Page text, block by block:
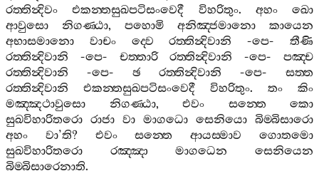
රත‍්තින්‍දිවං
එකන‍්තසුඛපටිසංවෙදී විහරිතුං. අහං
ඛො
ආවුසො
නිගණ‍්ඨා, පහොමි අනිඤ‍්ජමානො
කායෙන
අභාසමානො
වාචං ද‍්වෙ රත‍්තින්‍දිවානි -පෙ-තීණි
රත‍්තින්‍දිවානි -පෙ- චත‍්තාරි රත‍්තින්‍දිවානි -පෙ-පඤ‍්ච
රත‍්තින්‍දිවානි -පෙ- ඡ රත‍්තින්‍දිවානි -පෙ-සත‍්ත
රත‍්තින්‍දිවානි
එකන‍්තසුඛපටිසංවෙදී විහරිතුං. තං
කිං
මඤ‍්ඤථාවුසො
නිගණ‍්ඨා, එවං සන‍්තෙ
කො
සුඛවිහාරිතරො රාජා වා මාගධො සෙනියො බිම‍්බිසාරො
අහං
වා’ති? එවං සන‍්තෙ ආයස‍්මාව
ගොතමො
සුඛවිහාරිතරො
රඤ‍්ඤා මාගධෙන
සෙනියෙන
බිම‍්බිසාරෙනාති.